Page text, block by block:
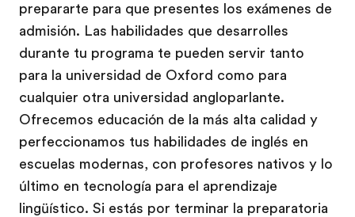
prepararte para que presentes los exámenes de
admisión. Las habilidades que desarrolles
durante tu programa te pueden servir tanto
para la universidad de Oxford como para
cualquier otra universidad angloparlante.
Ofrecemos educación de la más alta calidad y
perfeccionamos tus habilidades de inglés en
escuelas modernas, con profesores nativos y lo
último en tecnología para el aprendizaje
lingüístico. Si estás por terminar la preparatoria